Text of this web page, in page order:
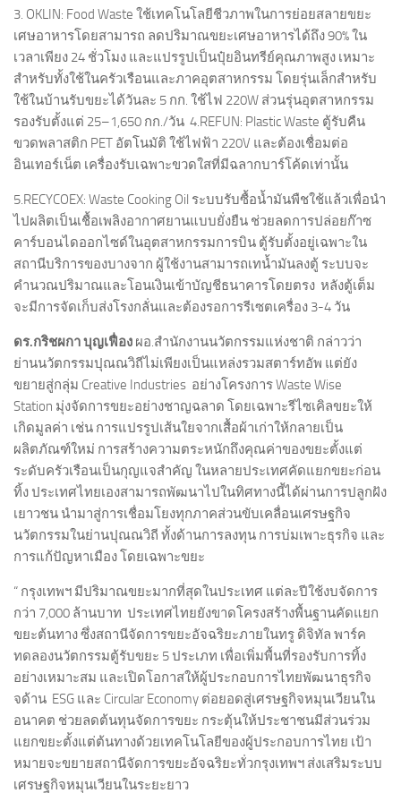
3. OKLIN: Food Waste ใช้เทคโนโลยีชีวภาพในการย่อยสลายขยะ
เศษอาหารโดยสามารถ ลดปริมาณขยะเศษอาหารได้ถึง 90% ใน
เวลาเพียง 24 ชั่วโมง และแปรรูปเป็นปุ๋ยอินทรีย์คุณภาพสูง เหมาะ
สำหรับทั้งใช้ในครัวเรือนและภาคอุตสาหกรรม โดยรุ่นเล็กสำหรับ
ใช้ในบ้านรับขยะได้วันละ 5 กก. ใช้ไฟ 220W ส่วนรุ่นอุตสาหกรรม
รองรับตั้งแต่ 25–1,650 กก./วัน 4.REFUN: Plastic Waste ตู้รับคืน
ขวดพลาสติก PET อัตโนมัติ ใช้ไฟฟ้า 220V และต้องเชื่อมต่อ
อินเทอร์เน็ต เครื่องรับเฉพาะขวดใสที่มีฉลากบาร์โค้ดเท่านั้น
5.RECYCOEX: Waste Cooking Oil ระบบรับซื้อน้ำมันพืชใช้แล้วเพื่อนำ
ไปผลิตเป็นเชื้อเพลิงอากาศยานแบบยั่งยืน ช่วยลดการปล่อยก๊าซ
คาร์บอนไดออกไซด์ในอุตสาหกรรมการบิน ตู้รับตั้งอยู่เฉพาะใน
สถานีบริการของบางจาก ผู้ใช้งานสามารถเทน้ำมันลงตู้ ระบบจะ
คำนวณปริมาณและโอนเงินเข้าบัญชีธนาคารโดยตรง หลังตู้เต็ม
จะมีการจัดเก็บส่งโรงกลั่นและต้องรอการรีเซตเครื่อง 3-4 วัน
ดร.กริชผกา บุญเฟื่อง ผอ.สำนักงานนวัตกรรมแห่งชาติ กล่าวว่า
ย่านนวัตกรรมปุณณวิถีไม่เพียงเป็นแหล่งรวมสตาร์ทอัพ แต่ยัง
ขยายสู่กลุ่ม Creative Industries อย่างโครงการ Waste Wise
Station มุ่งจัดการขยะอย่างชาญฉลาด โดยเฉพาะรีไซเคิลขยะให้
เกิดมูลค่า เช่น การแปรรูปเส้นใยจากเสื้อผ้าเก่าให้กลายเป็น
ผลิตภัณฑ์ใหม่ การสร้างความตระหนักถึงคุณค่าของขยะตั้งแต่
ระดับครัวเรือนเป็นกุญแจสำคัญ ในหลายประเทศคัดแยกขยะก่อน
ทิ้ง ประเทศไทยเองสามารถพัฒนาไปในทิศทางนี้ได้ผ่านการปลูกฝัง
เยาวชน นำมาสู่การเชื่อมโยงทุกภาคส่วนขับเคลื่อนเศรษฐกิจ
นวัตกรรมในย่านปุณณวิถี ทั้งด้านการลงทุน การบ่มเพาะธุรกิจ และ
การแก้ปัญหาเมือง โดยเฉพาะขยะ
“ กรุงเทพฯ มีปริมาณขยะมากที่สุดในประเทศ แต่ละปีใช้งบจัดการ
กว่า 7,000 ล้านบาท ประเทศไทยยังขาดโครงสร้างพื้นฐานคัดแยก
ขยะต้นทาง ซึ่งสถานีจัดการขยะอัจฉริยะภายในทรู ดิจิทัล พาร์ค
ทดลองนวัตกรรมตู้รับขยะ 5 ประเภท เพื่อเพิ่มพื้นที่รองรับการทิ้ง
อย่างเหมาะสม และเปิดโอกาสให้ผู้ประกอบการไทยพัฒนาธุรกิจ
จด้าน ESG และ Circular Economy ต่อยอดสู่เศรษฐกิจหมุนเวียนใน
อนาคต ช่วยลดต้นทุนจัดการขยะ กระตุ้นให้ประชาชนมีส่วนร่วม
แยกขยะตั้งแต่ต้นทางด้วยเทคโนโลยีของผู้ประกอบการไทย เป้า
หมายจะขยายสถานีจัดการขยะอัจฉริยะทั่วกรุงเทพฯ ส่งเสริมระบบ
เศรษฐกิจหมุนเวียนในระยะยาว